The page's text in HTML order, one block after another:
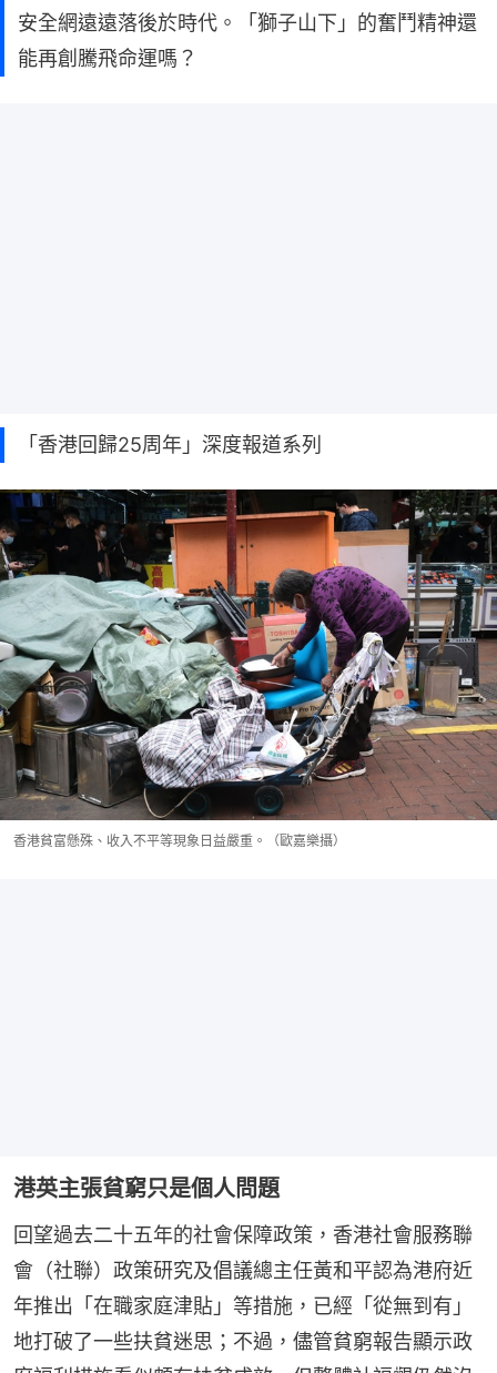
安全網遠遠落後於時代。「獅子山下」的奮鬥精神還
能再創騰飛命運嗎？
「香港回歸25周年」深度報道系列
香港貧富懸殊、收入不平等現象日益嚴重。（歐嘉樂攝）
港英主張貧窮只是個人問題
回望過去二十五年的社會保障政策，香港社會服務聯
會（社聯）政策研究及倡議總主任黃和平認為港府近
年推出「在職家庭津貼」等措施，已經「從無到有」
地打破了一些扶貧迷思；不過，儘管貧窮報告顯示政